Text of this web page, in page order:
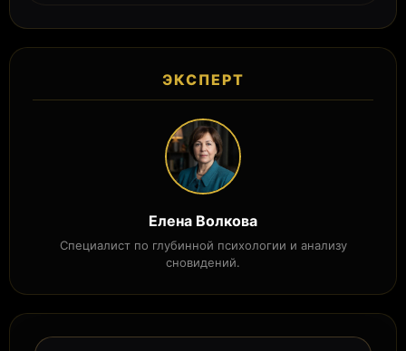
ЭКСПЕРТ
Елена Волкова
Специалист по глубинной психологии и анализу
сновидений.